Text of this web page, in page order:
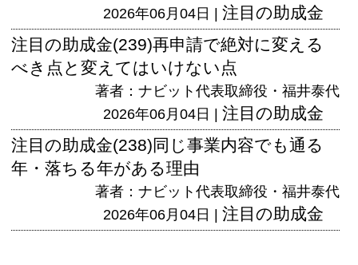
2026年06月04日 | 注目の助成金
注目の助成金(239)再申請で絶対に変える
べき点と変えてはいけない点
著者：ナビット代表取締役・福井泰代
2026年06月04日 | 注目の助成金
注目の助成金(238)同じ事業内容でも通る
年・落ちる年がある理由
著者：ナビット代表取締役・福井泰代
2026年06月04日 | 注目の助成金